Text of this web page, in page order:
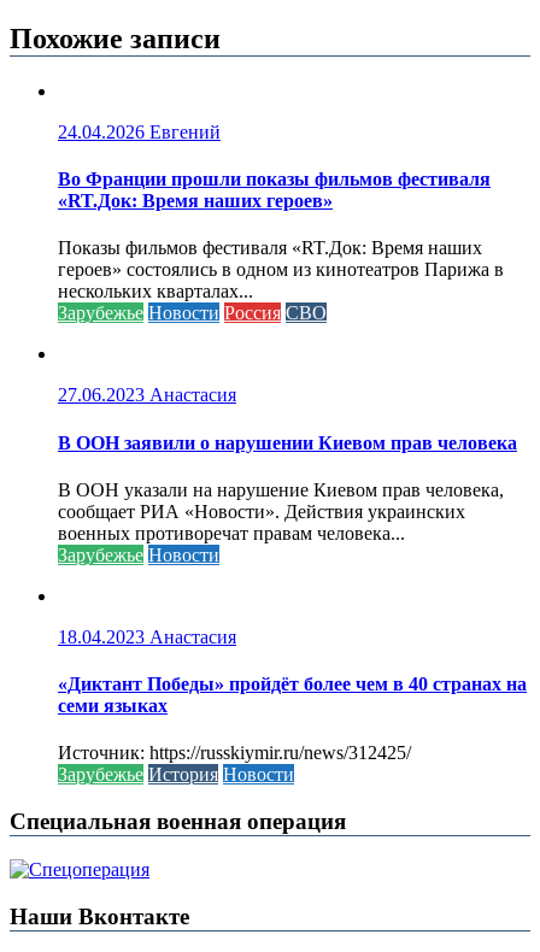
Похожие записи
24.04.2026 Евгений
Во Франции прошли показы фильмов фестиваля
«RT.Док: Время наших героев»
Показы фильмов фестиваля «RT.Док: Время наших
героев» состоялись в одном из кинотеатров Парижа в
нескольких кварталах...
Зарубежье Новости Россия СВО
27.06.2023 Анастасия
В ООН заявили о нарушении Киевом прав человека
В ООН указали на нарушение Киевом прав человека,
сообщает РИА «Новости». Действия украинских
военных противоречат правам человека...
Зарубежье Новости
18.04.2023 Анастасия
«Диктант Победы» пройдёт более чем в 40 странах на
семи языках
Источник: https://russkiymir.ru/news/312425/
Зарубежье История Новости
Специальная военная операция
Наши Вконтакте